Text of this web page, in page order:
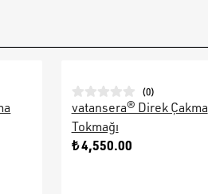
(0)
vatansera® Direk Çakma
Tokmağı
₺ 4,550.00